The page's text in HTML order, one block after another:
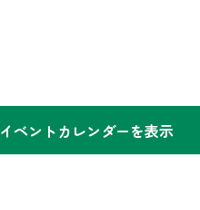
イベントカレンダーを表示